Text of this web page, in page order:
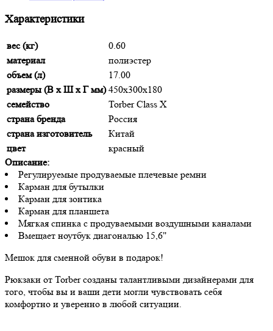
Характеристики
вес (кг)
0.60
материал
полиэстер
объем (л)
17.00
размеры (В х Ш х Г мм) 450х300х180
семейство
Torber Class X
страна бренда
Россия
страна изготовитель
Китай
цвет
красный
Описание:
Регулируемые продуваемые плечевые ремни
Карман для бутылки
Карман для зонтика
Карман для планшета
Мягкая спинка с продуваемыми воздушными каналами
Вмещает ноутбук диагональю 15,6"
Мешок для сменной обуви в подарок!
Рюкзаки от Torber созданы талантливыми дизайнерами для
того, чтобы вы и ваши дети могли чувствовать себя
комфортно и уверенно в любой ситуации.